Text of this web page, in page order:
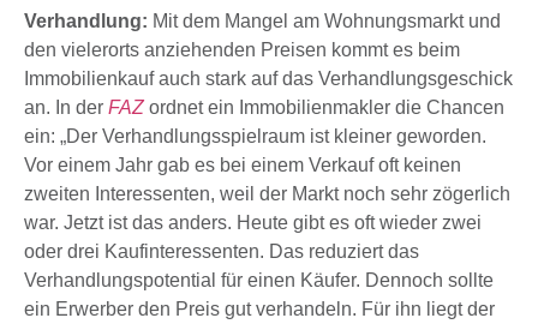
Verhandlung: Mit dem Mangel am Wohnungsmarkt und
den vielerorts anziehenden Preisen kommt es beim
Immobilienkauf auch stark auf das Verhandlungsgeschick
an. In der FAZ ordnet ein Immobilienmakler die Chancen
ein: „Der Verhandlungsspielraum ist kleiner geworden.
Vor einem Jahr gab es bei einem Verkauf oft keinen
zweiten Interessenten, weil der Markt noch sehr zögerlich
war. Jetzt ist das anders. Heute gibt es oft wieder zwei
oder drei Kaufinteressenten. Das reduziert das
Verhandlungspotential für einen Käufer. Dennoch sollte
ein Erwerber den Preis gut verhandeln. Für ihn liegt der